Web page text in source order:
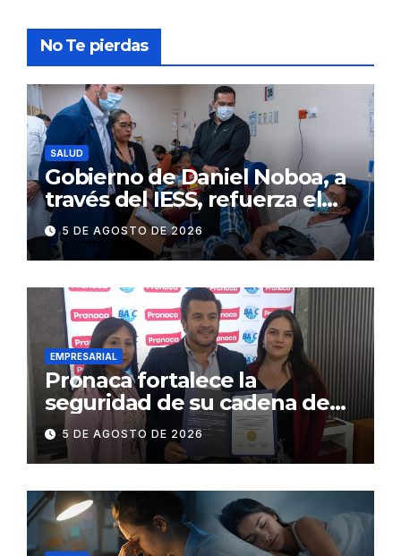
No Te pierdas
SALUD
Gobierno de Daniel Noboa, a
través del IESS, refuerza el
abastecimiento de insulina
en 86 establecimientos de
salud
5 DE AGOSTO DE 2026
EMPRESARIAL
Pronaca fortalece la
seguridad de su cadena de
suministro con certificación
BASC en dos plantas
5 DE AGOSTO DE 2026